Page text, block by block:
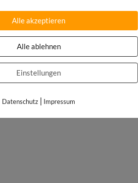
Alle akzeptieren
Alle ablehnen
Einstellungen
Datenschutz | Impressum